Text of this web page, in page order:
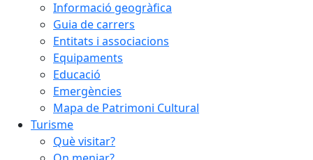
Informació geogràfica
Guia de carrers
Entitats i associacions
Equipaments
Educació
Emergències
Mapa de Patrimoni Cultural
Turisme
Què visitar?